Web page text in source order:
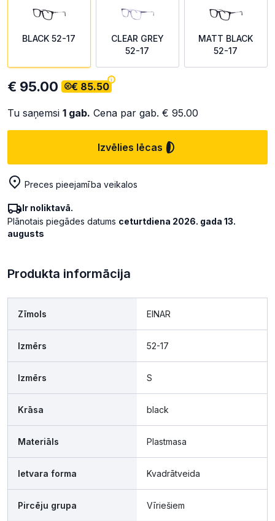
BLACK 52-17
CLEAR GREY
52-17
MATT BLACK
52-17
€ 95.00 € 85.50
Tu saņemsi 1 gab. Cena par gab. € 95.00
Izvēlies lēcas
Preces pieejamība veikalos
Ir noliktavā.
Plānotais piegādes datums ceturtdiena 2026. gada 13.
augusts
Produkta informācija
Zīmols EINAR
Izmērs 52-17
Izmērs S
Krāsa black
Materiāls Plastmasa
Ietvara forma Kvadrātveida
Pircēju grupa Vīriešiem